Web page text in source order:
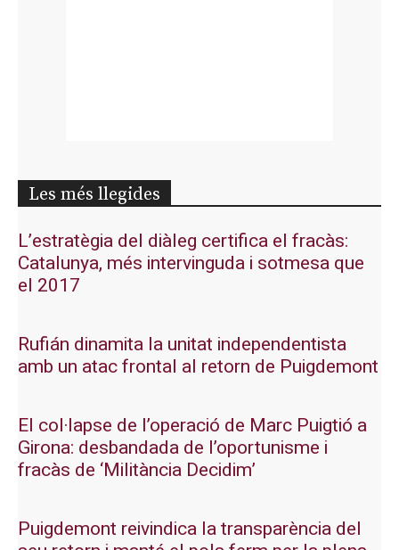
Les més llegides
L’estratègia del diàleg certifica el fracàs:
Catalunya, més intervinguda i sotmesa que
el 2017
Rufián dinamita la unitat independentista
amb un atac frontal al retorn de Puigdemont
El col·lapse de l’operació de Marc Puigtió a
Girona: desbandada de l’oportunisme i
fracàs de ‘Militància Decidim’
Puigdemont reivindica la transparència del